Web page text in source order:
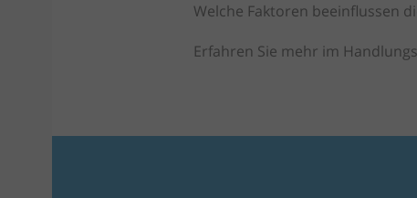
Welche Faktoren beeinflussen
Erfahren Sie mehr im